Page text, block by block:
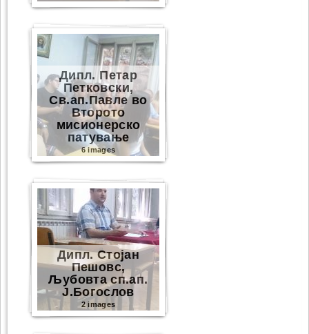
Дипл. Петар
Петковски,
Св.ап.Павле во
Второто
мисионерско
патување
6 images
Дипл. Стојан
Пешовс,
Љубовта сп.ап.
Ј.Богослов
2 images